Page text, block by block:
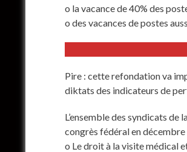
o la vacance de 40% des
o des vacances de postes
Pire : cette refondation va
diktats des indicateurs de
L’ensemble des syndicats
congrès fédéral en décembre
o Le droit à la visite médical